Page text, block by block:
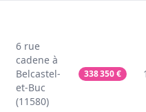
6 rue
cadene à
Belcastel-
et-Buc
(11580)
338 350€